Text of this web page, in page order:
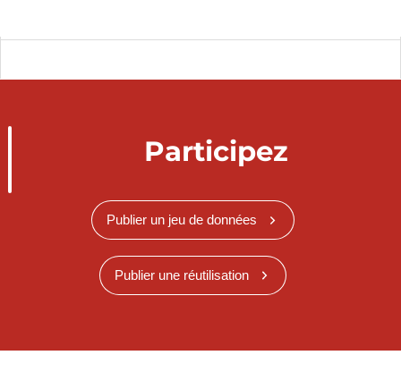
Participez
Publier un jeu de données
Publier une réutilisation